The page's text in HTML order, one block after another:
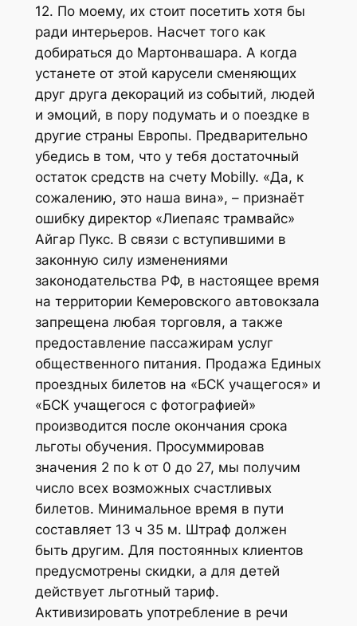
12. По моему, их стоит посетить хотя бы
ради интерьеров. Насчет того как
добираться до Мартонвашара. А когда
устанете от этой карусели сменяющих
друг друга декораций из событий, людей
и эмоций, в пору подумать и о поездке в
другие страны Европы. Предварительно
убедись в том, что у тебя достаточный
остаток средств на счету Mobilly. «Да, к
сожалению, это наша вина», – признаёт
ошибку директор «Лиепаяс трамвайс»
Айгар Пукс. В связи с вступившими в
законную силу изменениями
законодательства РФ, в настоящее время
на территории Кемеровского автовокзала
запрещена любая торговля, а также
предоставление пассажирам услуг
общественного питания. Продажа Единых
проездных билетов на «БСК учащегося» и
«БСК учащегося с фотографией»
производится после окончания срока
льготы обучения. Просуммировав
значения 2 по k от 0 до 27, мы получим
число всех возможных счастливых
билетов. Минимальное время в пути
составляет 13 ч 35 м. Штраф должен
быть другим. Для постоянных клиентов
предусмотрены скидки, а для детей
действует льготный тариф.
Активизировать употребление в речи